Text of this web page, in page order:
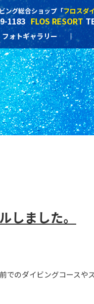
ング総合ショップ「フロスダ
1183 FLOS RESORT
フォトギャラリー
しました。
でのダイビングコースや